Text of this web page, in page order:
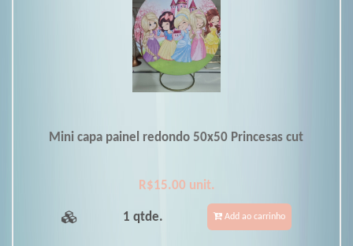
Mini capa painel redondo 50x50 Princesas cut
R$15.00 unit.
1 qtde. Add ao carrinho